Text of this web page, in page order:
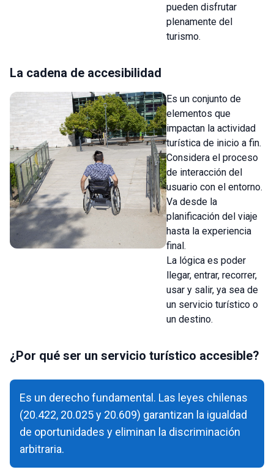
pueden disfrutar
plenamente del
turismo.
La cadena de accesibilidad
Es un conjunto de
elementos que
impactan la actividad
turística de inicio a fin.
Considera el proceso
de interacción del
usuario con el entorno.
Va desde la
planificación del viaje
hasta la experiencia
final.
La lógica es poder
llegar, entrar, recorrer,
usar y salir, ya sea de
un servicio turístico o
un destino.
¿Por qué ser un servicio turístico accesible?
Es un derecho fundamental. Las leyes chilenas
(20.422, 20.025 y 20.609) garantizan la igualdad
de oportunidades y eliminan la discriminación
arbitraria.